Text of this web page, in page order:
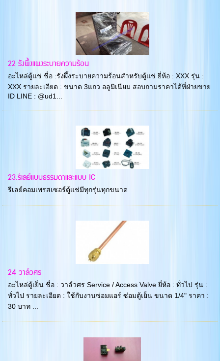
22 รังผึ้งแผงระบายความร้อน
อะไหล่ตู้แช่ ชื่อ :รังผึ้งระบายความร้อนสำหรับตู้แช่ ยี่ห้อ : XXX รุ่น :
XXX รายละเอียด : ขนาด 3แถว อลูมิเนียม สอบถามราคาได้ที่ฝ่ายขาย
ID LINE : @ud1...
23.รีเลย์แบบธรรมดาและแบบ IC
รีเลย์คอมเพรสเซอร์ตู้แช่มีทุกรุ่นทุกขนาด
24 วาล์วศร
อะไหล่ตู้เย็น ชื่อ : วาล์วศร Service / Access Valve ยี่ห้อ : ทั่วไป รุ่น :
ทั่วไป รายละเอียด : ใช้กับงานซ่อมแอร์ ซ่อมตู้เย็น ขนาด 1/4" ราคา :
30 บาท ...